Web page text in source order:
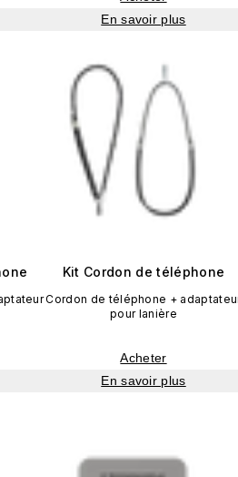
En savoir plus
Kit Cordon de téléphone
Cordon de téléphone +
pour lanière
Acheter
En savoir plus